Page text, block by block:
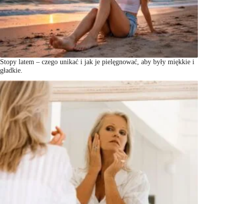
Stopy latem – czego unikać i jak je pielęgnować, aby były miękkie i
gładkie.